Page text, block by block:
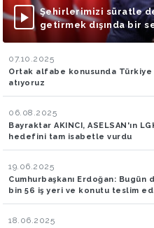
Şehirlerimizi süratle
getirmek dışında bir
07.10.2025
Ortak alfabe konusunda Türkiye
atıyoruz
06.08.2025
Bayraktar AKINCI, ASELSAN'ın
hedefini tam isabetle vurdu
19.06.2025
Cumhurbaşkanı Erdoğan:
bin 56 iş yeri ve konutu teslim
18.06.2025